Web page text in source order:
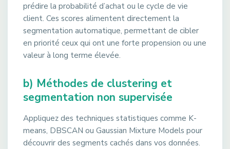
prédire la probabilité d’achat ou le cycle de vie
client. Ces scores alimentent directement la
segmentation automatique, permettant de cibler
en priorité ceux qui ont une forte propension ou une
valeur à long terme élevée.
b) Méthodes de clustering et
segmentation non supervisée
Appliquez des techniques statistiques comme K-
means, DBSCAN ou Gaussian Mixture Models pour
découvrir des segments cachés dans vos données.